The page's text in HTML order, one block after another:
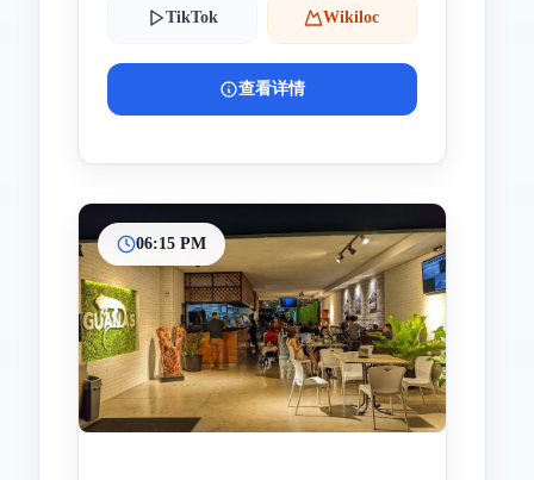
TikTok Wikiloc
查看详情
06:15 PM